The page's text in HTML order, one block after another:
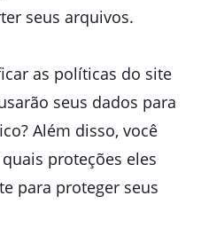
seus arquivos.
as políticas do site
seus dados para
Além disso, você
proteções eles
para proteger seus